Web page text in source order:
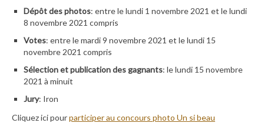
Dépôt des photos: entre le lundi 1 novembre 2021 et le lundi
8 novembre 2021 compris
Votes: entre le mardi 9 novembre 2021 et le lundi 15
novembre 2021 compris
Sélection et publication des gagnants: le lundi 15 novembre
2021 à minuit
Jury: Iron
Cliquez ici pourparticiper au concours photo Un si beau